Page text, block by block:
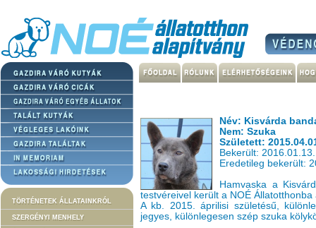
TÖRTÉNETEK ÁLLATAINKRÓL
SZERGÉNYI MENHELY
Név: Kisvárda
Nem: Szuka
Született:
Bekerült: 2016.01.13.
Eredetileg bekerült:
Hamvaska a
testvéreivel került a NOÉ
A kb. 2015. áprilisi születésű,
jegyes, különlegesen szép szuka